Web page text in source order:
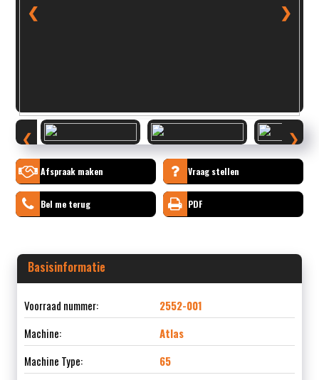
❮ ❯
❮ ❯
Afspraak maken Vraag stellen
Bel me terug PDF
Basisinformatie
Voorraad nummer:
2552-001
Machine:
Atlas
Machine Type:
65